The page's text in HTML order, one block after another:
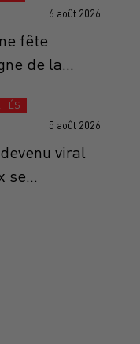
6 août 2026
fête
de la...
5 août 2026
viral
se...